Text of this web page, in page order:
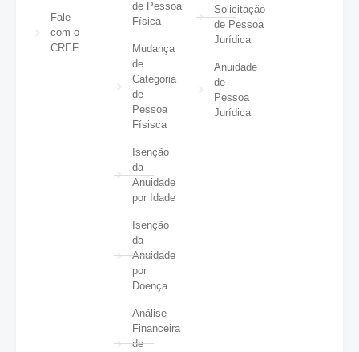
Fale
com o
CREF
de Pessoa
Física
Mudança
de
Categoria
de
Pessoa
Físisca
Isenção
da
Anuidade
por Idade
Isenção
da
Anuidade
por
Doença
Análise
Financeira
de
Solicitação
de Pessoa
Jurídica
Anuidade
de
Pessoa
Jurídica